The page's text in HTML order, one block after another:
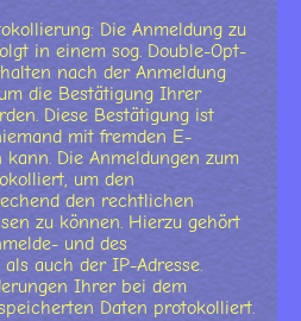
Die Anmeldung zu
in einem sog. Double-Opt-
nach der Anmeldung
die Bestätigung Ihrer
Diese Bestätigung ist
mit fremden E-
Die Anmeldungen zum
um den
den rechtlichen
zu können. Hierzu gehört
und des
auch der IP-Adresse.
Ihrer bei dem
Daten protokolliert.